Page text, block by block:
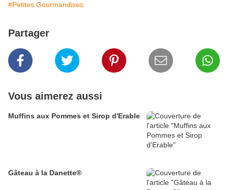
#Petites Gourmandises
Partager
Vous aimerez aussi
Muffins aux Pommes et Sirop d'Erable
Gâteau à la Danette®